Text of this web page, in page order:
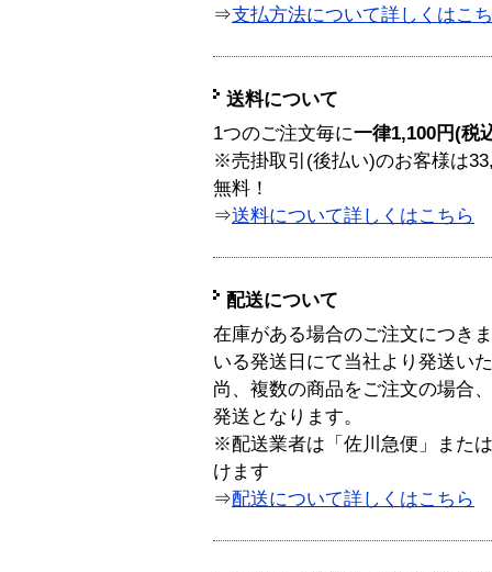
⇒支払方法について詳しくはこ
送料について
1つのご注文毎に一律1,100円(税
※売掛取引(後払い)のお客様は
無料！
⇒送料について詳しくはこちら
配送について
在庫がある場合のご注文につき
いる発送日にて当社より発送い
尚、複数の商品をご注文の場合
発送となります。
※配送業者は「佐川急便」また
けます
⇒配送について詳しくはこちら